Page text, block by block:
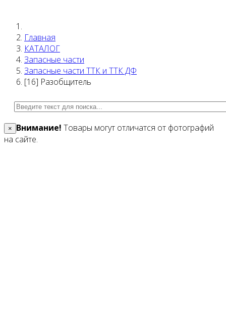
Главная
КАТАЛОГ
Запасные части
Запасные части ТТК и ТТК ДФ
[16] Разобщитель
× Внимание! Товары могут отличатся от фотографий
на сайте.